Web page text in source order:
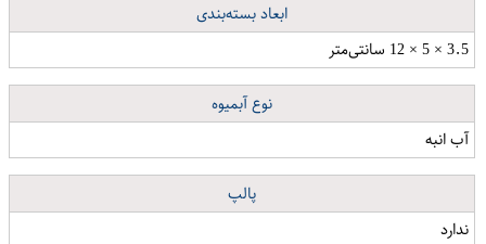
ابعاد بسته‌بندی
3.5 × 5 × 12 سانتی‌متر
نوع آبمیوه
آب انبه
پالپ
ندارد